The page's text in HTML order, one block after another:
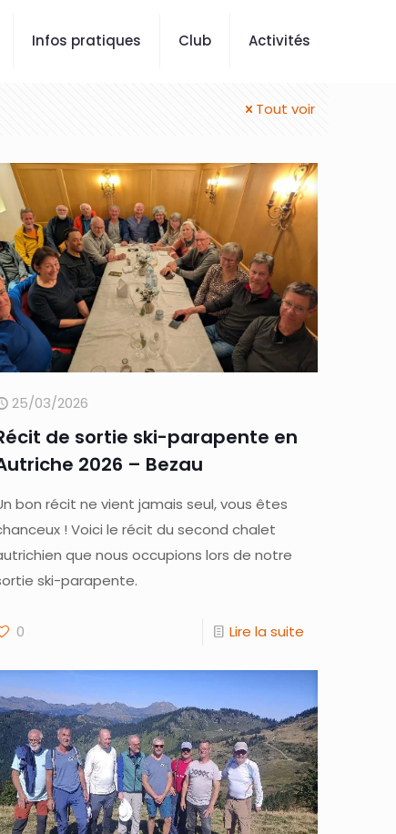
Infos pratiques Club Activités
Tout voir
25/03/2026
de sortie ski-parapente en
2026 – Bezau
bon récit ne vient jamais seul, vous êtes
! Voici le récit du second chalet
que nous occupions lors de notre
ski-parapente.
0 Lire la suite